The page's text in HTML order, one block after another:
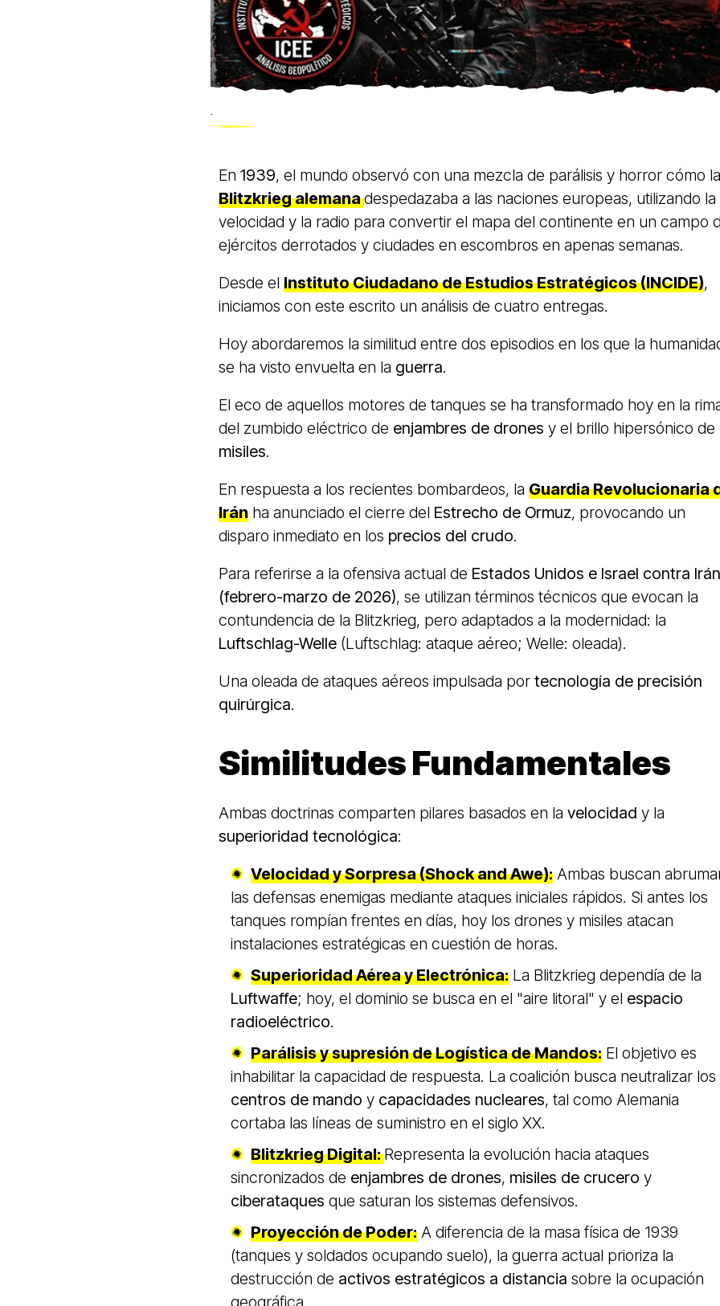
.
En 1939, el mundo observó con una mezcla de parálisis y horror cómo la
Blitzkrieg alemanadespedazaba a las naciones europeas, utilizando la
velocidad y la radio para convertir el mapa del continente en un campo
ejércitos derrotados y ciudades en escombros en apenas semanas.
Desde el Instituto Ciudadano de Estudios Estratégicos (INCIDE),
iniciamos con este escrito un análisis de cuatro entregas.
Hoy abordaremos la similitud entre dos episodios en los que la
se ha visto envuelta en la guerra.
El eco de aquellos motores de tanques se ha transformado hoy en la
del zumbido eléctrico de enjambres de drones y el brillo hipersónico de
misiles.
En respuesta a los recientes bombardeos, la Guardia Revolucionaria
Irán ha anunciado el cierre del Estrecho de Ormuz, provocando un
disparo inmediato en los precios del crudo.
Para referirse a la ofensiva actual de Estados Unidos e Israel contra Irán
(febrero-marzo de 2026), se utilizan términos técnicos que evocan la
contundencia de la Blitzkrieg, pero adaptados a la modernidad: la
Luftschlag-Welle (Luftschlag: ataque aéreo; Welle: oleada).
Una oleada de ataques aéreos impulsada por tecnología de precisión
quirúrgica.
Similitudes Fundamentales
Ambas doctrinas comparten pilares basados en la velocidad y la
superioridad tecnológica:
Velocidad y Sorpresa (Shock and Awe): Ambas buscan
las defensas enemigas mediante ataques iniciales rápidos. Si antes los
tanques rompían frentes en días, hoy los drones y misiles atacan
instalaciones estratégicas en cuestión de horas.
Superioridad Aérea y Electrónica: La Blitzkrieg dependía de la
Luftwaffe; hoy, el dominio se busca en el "aire litoral" y el espacio
radioeléctrico.
Parálisis y supresión de Logística de Mandos: El objetivo es
inhabilitar la capacidad de respuesta. La coalición busca neutralizar los
centros de mando y capacidades nucleares, tal como Alemania
cortaba las líneas de suministro en el siglo XX.
Blitzkrieg Digital:Representa la evolución hacia ataques
sincronizados de enjambres de drones, misiles de crucero y
ciberataques que saturan los sistemas defensivos.
Proyección de Poder: A diferencia de la masa física de 1939
(tanques y soldados ocupando suelo), la guerra actual prioriza la
destrucción de activos estratégicos a distancia sobre la ocupación